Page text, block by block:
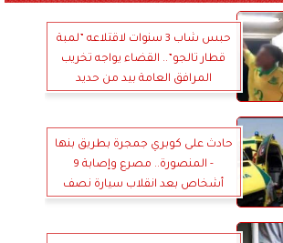
حبس شاب 3 سنوات لاقتلاعه ”لمبة
قطار تالجو”.. القضاء يواجه تخريب
المرافق العامة بيد من حديد
حادث على كوبري جمجرة بطريق بنها
- المنصورة.. مصرع وإصابة 9
أشخاص بعد انقلاب سيارة نصف